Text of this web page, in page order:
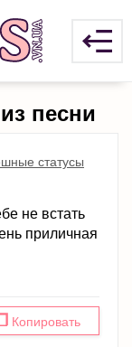
песни
статусы
не встать
приличная
Копировать